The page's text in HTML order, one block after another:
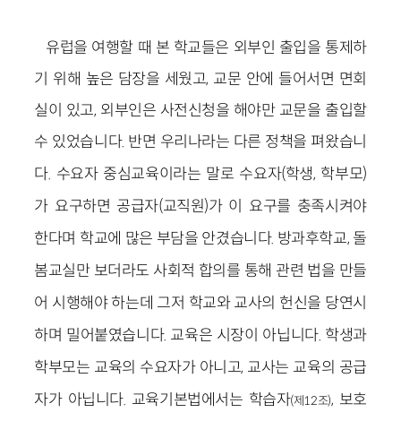
유럽을 여행할 때 본 학교들은 외부인 출입을 통제하
기 위해 높은 담장을 세웠고, 교문 안에 들어서면 면회
실이 있고, 외부인은 사전신청을 해야만 교문을 출입할
수 있었습니다. 반면 우리나라는 다른 정책을 펴왔습니
다. 수요자 중심교육이라는 말로 수요자(학생, 학부모)
가 요구하면 공급자(교직원)가 이 요구를 충족시켜야
한다며 학교에 많은 부담을 안겼습니다. 방과후학교, 돌
봄교실만 보더라도 사회적 합의를 통해 관련 법을 만들
어 시행해야 하는데 그저 학교와 교사의 헌신을 당연시
하며 밀어붙였습니다. 교육은 시장이 아닙니다. 학생과
학부모는 교육의 수요자가 아니고, 교사는 교육의 공급
자가 아닙니다. 교육기본법에서는 학습자(제12조), 보호